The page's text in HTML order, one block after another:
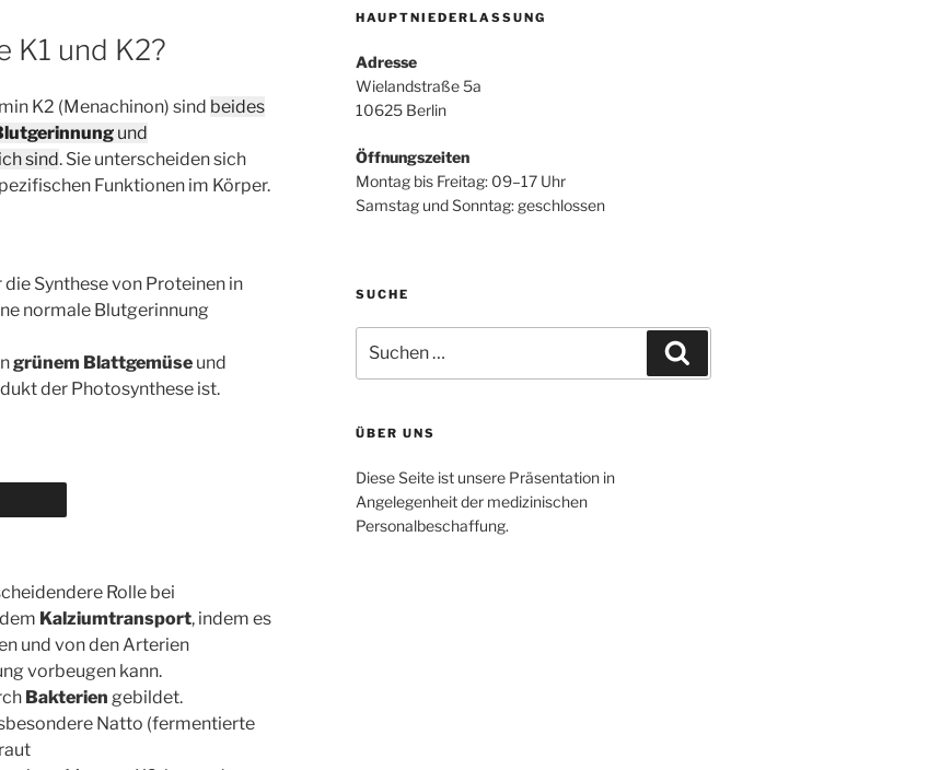
K1 und K2?
K2 (Menachinon) sind beides
und
sind. Sie unterscheiden sich
Funktionen im Körper.
die Synthese von Proteinen in
normale Blutgerinnung
grünem Blattgemüse und
der Photosynthese ist.
Rolle bei
Kalziumtransport, indem es
und von den Arterien
vorbeugen kann.
Bakterien gebildet.
Natto (fermentierte
HAUPTNIEDERLASSUNG
Adresse
Wielandstraße 5a
10625 Berlin
Öffnungszeiten
Montag bis Freitag: 09–17 Uhr
Samstag und Sonntag: geschlossen
SUCHE
nach:
ÜBER UNS
Diese Seite ist unsere Präsentation in
Angelegenheit der medizinischen
Personalbeschaffung.